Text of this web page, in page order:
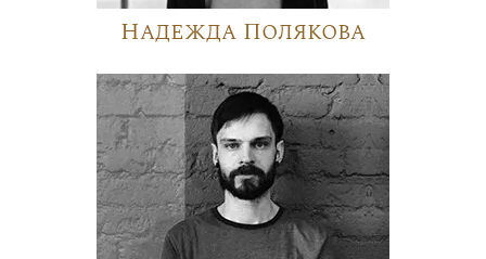
Надежда Полякова